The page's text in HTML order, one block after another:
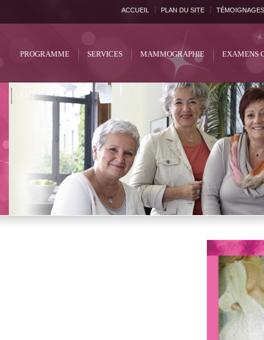
ACCUEIL PLAN DU SITE TÉMOIGNAGES
PROGRAMME SERVICES MAMMOGRAPHIE EXAMENS
FAQ